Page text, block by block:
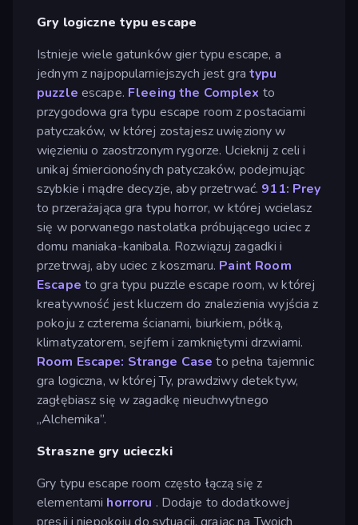
Gry logiczne typu escape
Istnieje wiele gatunków gier typu escape, a
jednym z najpopularniejszych jest gra typu
puzzle escape. Fleeing the Complex to
przygodowa gra typu escape room z postaciami
patyczaków, w której zostajesz uwięziony w
więzieniu o zaostrzonym rygorze. Ucieknij z celi i
unikaj śmiercionośnych patyczaków, podejmując
szybkie i mądre decyzje, aby przetrwać. 911: Prey
to przerażająca gra typu horror, w której wcielasz
się w porwanego nastolatka próbującego uciec z
domu maniaka-kanibala. Rozwiązuj zagadki i
przetrwaj, aby uciec z koszmaru. Paint Room
Escape to gra typu puzzle escape room, w której
kreatywność jest kluczem do znalezienia wyjścia z
pokoju z czterema ścianami, biurkiem, półką,
klimatyzatorem, sejfem i zamkniętymi drzwiami.
Room Escape: Strange Case to pełna tajemnic
gra logiczna, w której Ty, prawdziwy detektyw,
zagłębiasz się w zagadkę nieuchwytnego
„Alchemika”.
Straszne gry ucieczki
Gry typu escape room często łączą się z
elementami horroru . Dodaje to dodatkowej